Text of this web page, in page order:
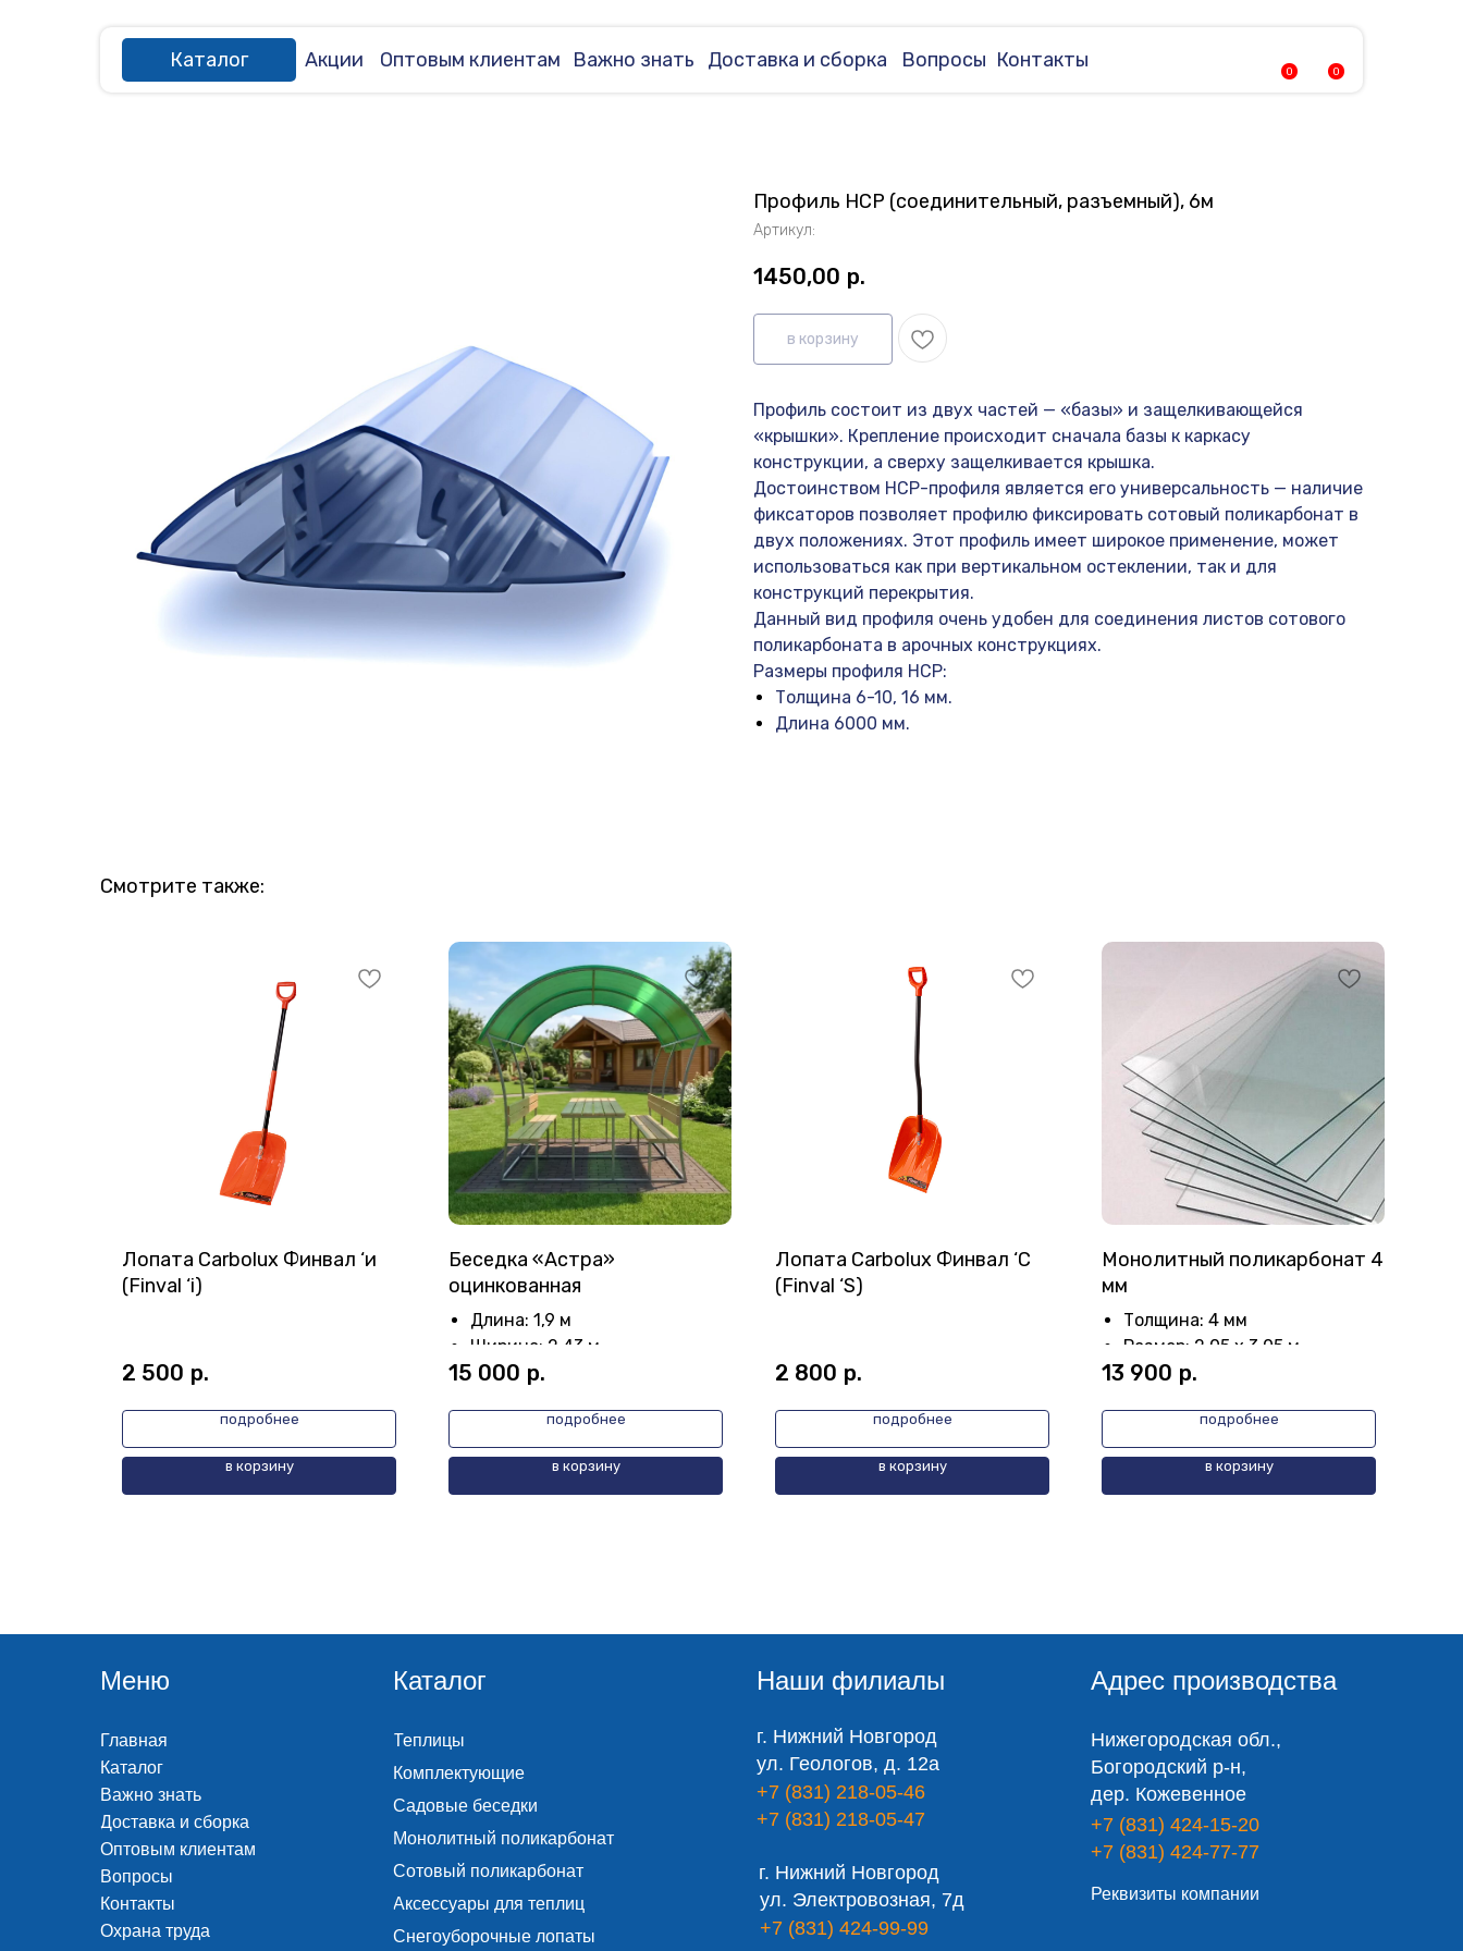
0
0
Каталог Акции Оптовым клиентам Важно знать Доставка и сборка Вопросы Контакты
Профиль НСР (соединительный, разъемный), 6м
Артикул:
1450,00 р.
в корзину
Профиль состоит из двух частей — «базы» и защелкивающейся
«крышки». Крепление происходит сначала базы к каркасу
конструкции, а сверху защелкивается крышка.
Достоинством НСР-профиля является его универсальность — наличие
фиксаторов позволяет профилю фиксировать сотовый поликарбонат в
двух положениях. Этот профиль имеет широкое применение, может
использоваться как при вертикальном остеклении, так и для
конструкций перекрытия.
Данный вид профиля очень удобен для соединения листов сотового
поликарбоната в арочных конструкциях.
Размеры профиля HCP:
Толщина 6-10, 16 мм.
Длина 6000 мм.
Смотрите также:
Лопата Carbolux Финвал ‘и
(Finval ‘i)
2 500 р.
подробнее
в корзину
Беседка «Астра»
оцинкованная
Длина: 1,9 м
Ширина: 2,43 м
Высота: 2,02 м
15 000 р.
подробнее
в корзину
Лопата Carbolux Финвал ‘С
(Finval ‘S)
2 800 р.
подробнее
в корзину
Монолитный поликарбонат 4
мм
Толщина: 4 мм
Размер: 2,05 х 3,05 м
13 900 р.
подробнее
в корзину
Наши филиалы
ул. Геологов, д. 12а
+7 (831) 218-05-46
+7 (831) 218-05-47
г. Нижний Новгород
ул. Электровозная, 7д
+7 (831) 424-99-99
г. Нижний Новгород
Каталог
Теплицы
Комплектующие
Садовые беседки
Монолитный поликарбонат
Сотовый поликарбонат
Аксессуары для теплиц
Снегоуборочные лопаты
Меню
Главная
Каталог
Важно знать
Доставка и сборка
Оптовым клиентам
Вопросы
Контакты
Охрана труда
Реквизиты компании
Адрес производства
Нижегородская обл.,
Богородский р-н,
дер. Кожевенное
+7 (831) 424-15-20
+7 (831) 424-77-77